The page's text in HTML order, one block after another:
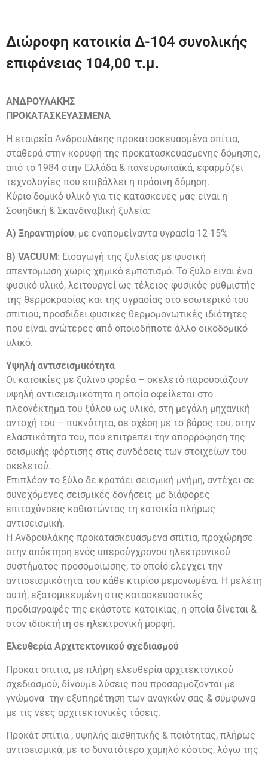
Διώροφη κατοικία Δ-104 συνολικής
επιφάνειας 104,00 τ.μ.
ΑΝΔΡΟΥΛΑΚΗΣ
ΠΡΟΚΑΤΑΣΚΕΥΑΣΜΕΝΑ
Η εταιρεία Ανδρουλάκης προκατασκευασμένα σπίτια,
σταθερά στην κορυφή της προκατασκευασμένης δόμησης,
από το 1984 στην Ελλάδα & πανευρωπαϊκά, εφαρμόζει
τεχνολογίες που επιβάλλει η πράσινη δόμηση.
Κύριο δομικό υλικό για τις κατασκευές μας είναι η
Σουηδική & Σκανδιναβική ξυλεία:
Α) Ξηραντηρίου, με εναπομείναντα υγρασία 12-15%
Β) VACUUM: Εισαγωγή της ξυλείας με φυσική
απεντόμωση χωρίς χημικό εμποτισμό. Το ξύλο είναι ένα
φυσικό υλικό, λειτουργεί ως τέλειος φυσικός ρυθμιστής
της θερμοκρασίας και της υγρασίας στο εσωτερικό του
σπιτιού, προσδίδει φυσικές θερμομονωτικές ιδιότητες
που είναι ανώτερες από οποιοδήποτε άλλο οικοδομικό
υλικό.
Υψηλή αντισεισμικότητα
Οι κατοικίες με ξύλινο φορέα – σκελετό παρουσιάζουν
υψηλή αντισεισμικότητα η οποία οφείλεται στο
πλεονέκτημα του ξύλου ως υλικό, στη μεγάλη μηχανική
αντοχή του – πυκνότητα, σε σχέση με το βάρος του, στην
ελαστικότητα του, που επιτρέπει την απορρόφηση της
σεισμικής φόρτισης στις συνδέσεις των στοιχείων του
σκελετού.
Επιπλέον το ξύλο δε κρατάει σεισμική μνήμη, αντέχει σε
συνεχόμενες σεισμικές δονήσεις με διάφορες
επιταχύνσεις καθιστώντας τη κατοικία πλήρως
αντισεισμική.
Η Ανδρουλάκης προκατασκευασμενα σπιτια, προχώρησε
στην απόκτηση ενός υπερσύγχρονου ηλεκτρονικού
συστήματος προσομοίωσης, το οποίο ελέγχει την
αντισεισμικότητα του κάθε κτιρίου μεμονωμένα. Η μελέτη
αυτή, εξατομικευμένη στις κατασκευαστικές
προδιαγραφές της εκάστοτε κατοικίας, η οποία δίνεται &
στον ιδιοκτήτη σε ηλεκτρονική μορφή.
Ελευθερία Αρχιτεκτονικού σχεδιασμού
Προκατ σπιτια, με πλήρη ελευθερία αρχιτεκτονικού
σχεδιασμού, δίνουμε λύσεις που προσαρμόζονται με
γνώμονα την εξυπηρέτηση των αναγκών σας & σύμφωνα
με τις νέες αρχιτεκτονικές τάσεις.
Προκάτ σπίτια , υψηλής αισθητικής & ποιότητας, πλήρως
αντισεισμικά, με το δυνατότερο χαμηλό κόστος, λόγω της